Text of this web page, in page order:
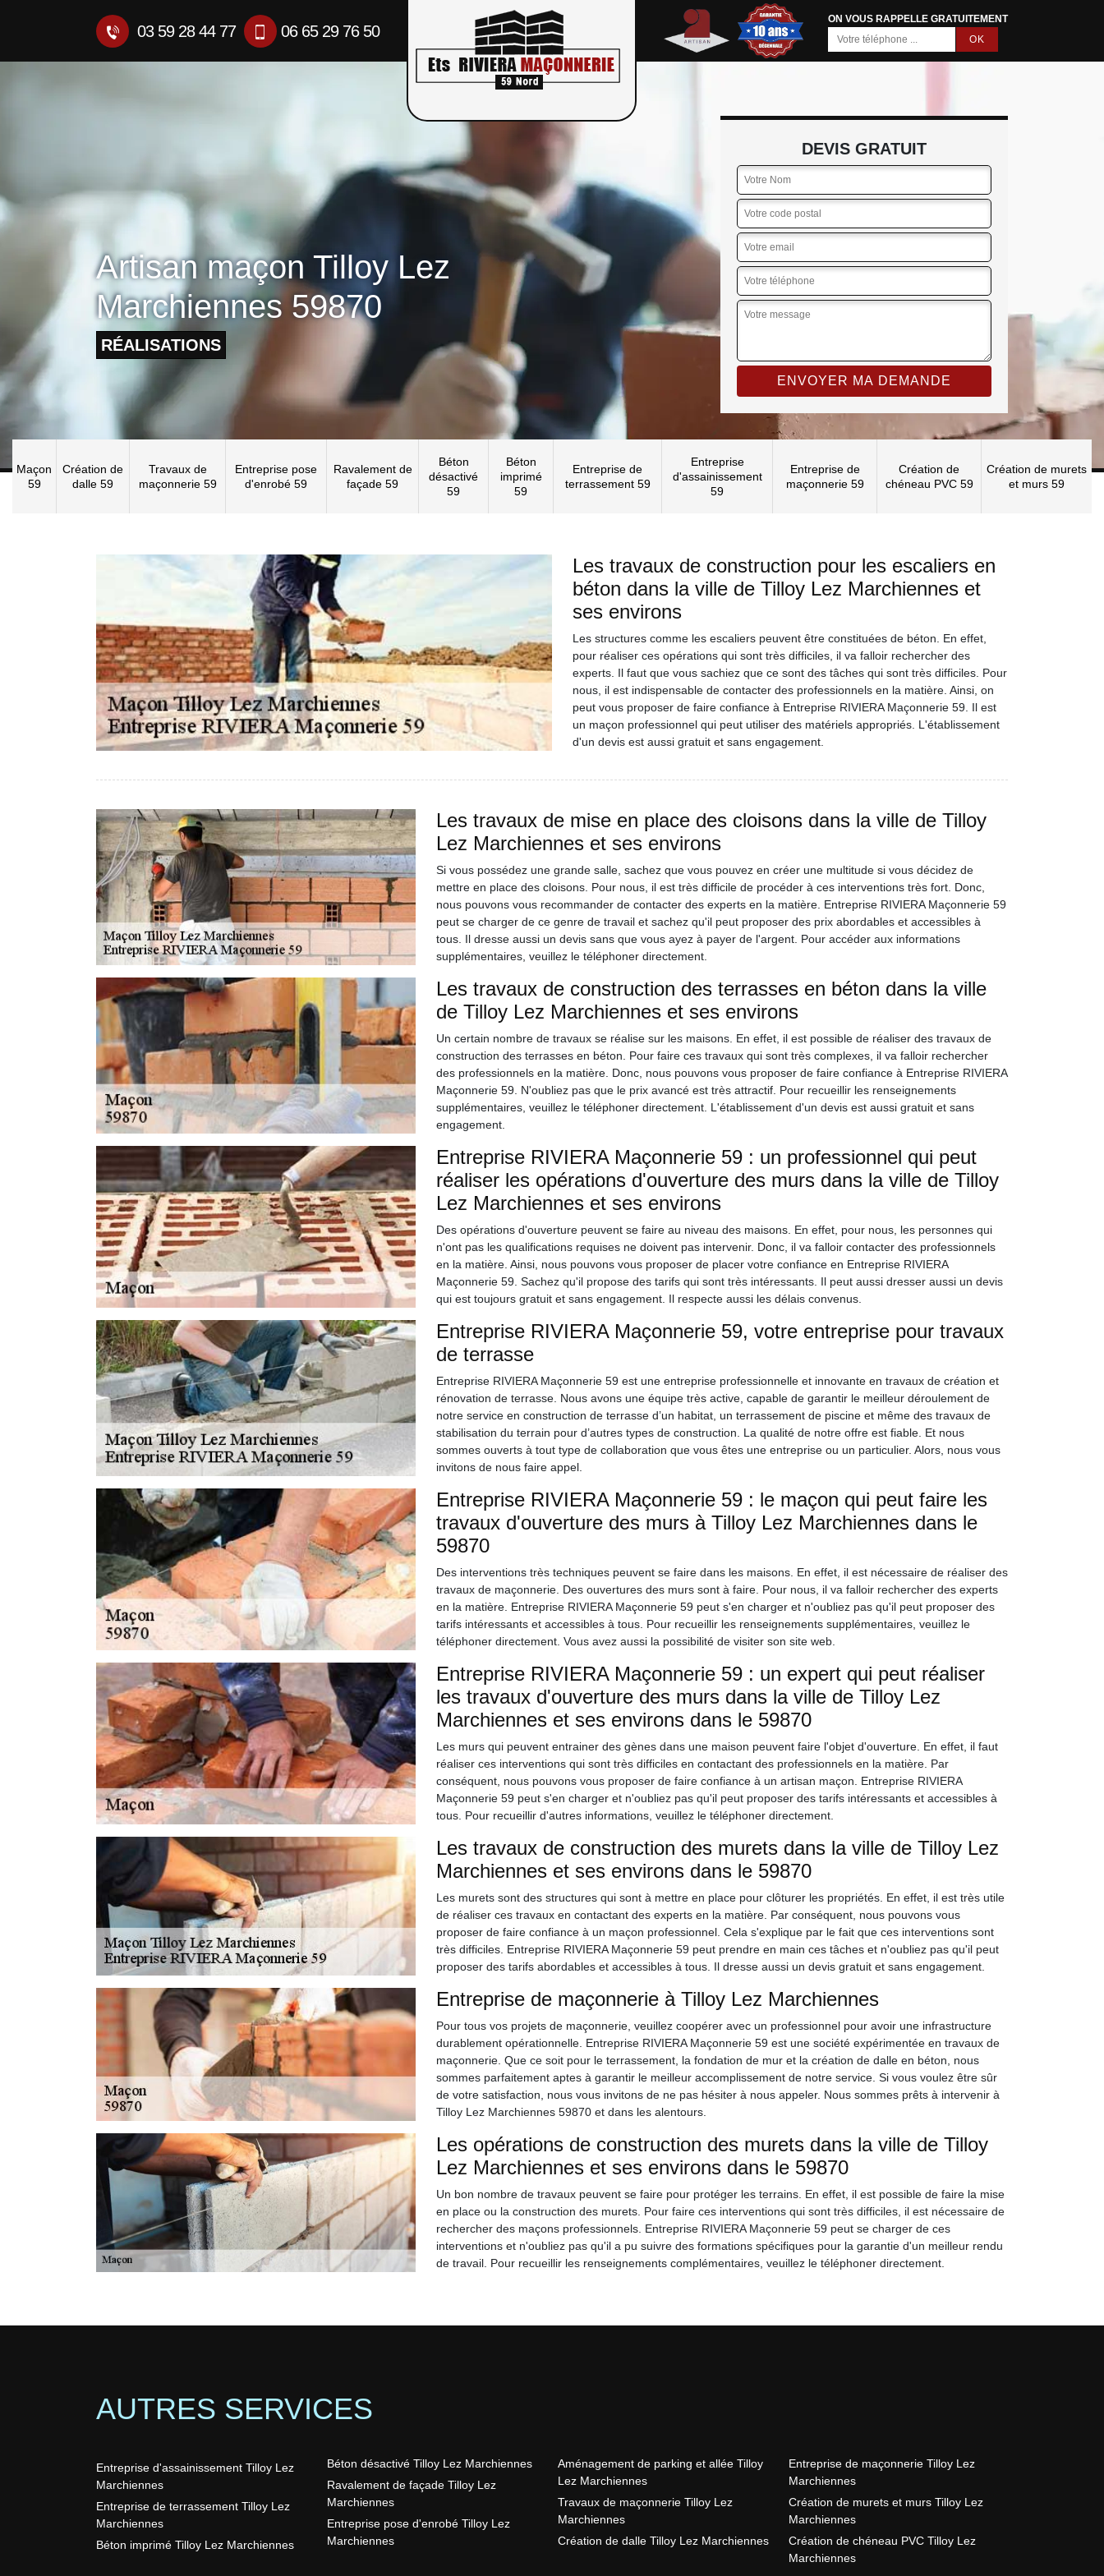
03 59 28 44 77 06 65 29 76 50
ON VOUS RAPPELLE GRATUITEMENT
Artisan maçon Tilloy Lez
Marchiennes 59870
RÉALISATIONS
DEVIS GRATUIT
Maçon
59
Création de
dalle 59
Travaux de
maçonnerie 59
Entreprise pose
d'enrobé 59
Ravalement de
façade 59
Béton
désactivé
59
Béton
imprimé
59
Entreprise de
terrassement 59
Entreprise
d'assainissement
59
Entreprise de
maçonnerie 59
Création de
chéneau PVC 59
Création de murets
et murs 59
Les travaux de construction pour les escaliers en
béton dans la ville de Tilloy Lez Marchiennes et
ses environs
Les structures comme les escaliers peuvent être constituées de béton. En effet,
pour réaliser ces opérations qui sont très difficiles, il va falloir rechercher des
experts. Il faut que vous sachiez que ce sont des tâches qui sont très difficiles. Pour
nous, il est indispensable de contacter des professionnels en la matière. Ainsi, on
peut vous proposer de faire confiance à Entreprise RIVIERA Maçonnerie 59. Il est
un maçon professionnel qui peut utiliser des matériels appropriés. L'établissement
d'un devis est aussi gratuit et sans engagement.
Les travaux de mise en place des cloisons dans la ville de Tilloy
Lez Marchiennes et ses environs
Si vous possédez une grande salle, sachez que vous pouvez en créer une multitude si vous décidez de
mettre en place des cloisons. Pour nous, il est très difficile de procéder à ces interventions très fort. Donc,
nous pouvons vous recommander de contacter des experts en la matière. Entreprise RIVIERA Maçonnerie 59
peut se charger de ce genre de travail et sachez qu'il peut proposer des prix abordables et accessibles à
tous. Il dresse aussi un devis sans que vous ayez à payer de l'argent. Pour accéder aux informations
supplémentaires, veuillez le téléphoner directement.
Les travaux de construction des terrasses en béton dans la ville
de Tilloy Lez Marchiennes et ses environs
Un certain nombre de travaux se réalise sur les maisons. En effet, il est possible de réaliser des travaux de
construction des terrasses en béton. Pour faire ces travaux qui sont très complexes, il va falloir rechercher
des professionnels en la matière. Donc, nous pouvons vous proposer de faire confiance à Entreprise RIVIERA
Maçonnerie 59. N'oubliez pas que le prix avancé est très attractif. Pour recueillir les renseignements
supplémentaires, veuillez le téléphoner directement. L'établissement d'un devis est aussi gratuit et sans
engagement.
Entreprise RIVIERA Maçonnerie 59 : un professionnel qui peut
réaliser les opérations d'ouverture des murs dans la ville de Tilloy
Lez Marchiennes et ses environs
Des opérations d'ouverture peuvent se faire au niveau des maisons. En effet, pour nous, les personnes qui
n'ont pas les qualifications requises ne doivent pas intervenir. Donc, il va falloir contacter des professionnels
en la matière. Ainsi, nous pouvons vous proposer de placer votre confiance en Entreprise RIVIERA
Maçonnerie 59. Sachez qu'il propose des tarifs qui sont très intéressants. Il peut aussi dresser aussi un devis
qui est toujours gratuit et sans engagement. Il respecte aussi les délais convenus.
Entreprise RIVIERA Maçonnerie 59, votre entreprise pour travaux
de terrasse
Entreprise RIVIERA Maçonnerie 59 est une entreprise professionnelle et innovante en travaux de création et
rénovation de terrasse. Nous avons une équipe très active, capable de garantir le meilleur déroulement de
notre service en construction de terrasse d’un habitat, un terrassement de piscine et même des travaux de
stabilisation du terrain pour d’autres types de construction. La qualité de notre offre est fiable. Et nous
sommes ouverts à tout type de collaboration que vous êtes une entreprise ou un particulier. Alors, nous vous
invitons de nous faire appel.
Entreprise RIVIERA Maçonnerie 59 : le maçon qui peut faire les
travaux d'ouverture des murs à Tilloy Lez Marchiennes dans le
59870
Des interventions très techniques peuvent se faire dans les maisons. En effet, il est nécessaire de réaliser des
travaux de maçonnerie. Des ouvertures des murs sont à faire. Pour nous, il va falloir rechercher des experts
en la matière. Entreprise RIVIERA Maçonnerie 59 peut s'en charger et n'oubliez pas qu'il peut proposer des
tarifs intéressants et accessibles à tous. Pour recueillir les renseignements supplémentaires, veuillez le
téléphoner directement. Vous avez aussi la possibilité de visiter son site web.
Entreprise RIVIERA Maçonnerie 59 : un expert qui peut réaliser
les travaux d'ouverture des murs dans la ville de Tilloy Lez
Marchiennes et ses environs dans le 59870
Les murs qui peuvent entrainer des gènes dans une maison peuvent faire l'objet d'ouverture. En effet, il faut
réaliser ces interventions qui sont très difficiles en contactant des professionnels en la matière. Par
conséquent, nous pouvons vous proposer de faire confiance à un artisan maçon. Entreprise RIVIERA
Maçonnerie 59 peut s'en charger et n'oubliez pas qu'il peut proposer des tarifs intéressants et accessibles à
tous. Pour recueillir d'autres informations, veuillez le téléphoner directement.
Les travaux de construction des murets dans la ville de Tilloy Lez
Marchiennes et ses environs dans le 59870
Les murets sont des structures qui sont à mettre en place pour clôturer les propriétés. En effet, il est très utile
de réaliser ces travaux en contactant des experts en la matière. Par conséquent, nous pouvons vous
proposer de faire confiance à un maçon professionnel. Cela s'explique par le fait que ces interventions sont
très difficiles. Entreprise RIVIERA Maçonnerie 59 peut prendre en main ces tâches et n'oubliez pas qu'il peut
proposer des tarifs abordables et accessibles à tous. Il dresse aussi un devis gratuit et sans engagement.
Entreprise de maçonnerie à Tilloy Lez Marchiennes
Pour tous vos projets de maçonnerie, veuillez coopérer avec un professionnel pour avoir une infrastructure
durablement opérationnelle. Entreprise RIVIERA Maçonnerie 59 est une société expérimentée en travaux de
maçonnerie. Que ce soit pour le terrassement, la fondation de mur et la création de dalle en béton, nous
sommes parfaitement aptes à garantir le meilleur accomplissement de notre service. Si vous voulez être sûr
de votre satisfaction, nous vous invitons de ne pas hésiter à nous appeler. Nous sommes prêts à intervenir à
Tilloy Lez Marchiennes 59870 et dans les alentours.
Les opérations de construction des murets dans la ville de Tilloy
Lez Marchiennes et ses environs dans le 59870
Un bon nombre de travaux peuvent se faire pour protéger les terrains. En effet, il est possible de faire la mise
en place ou la construction des murets. Pour faire ces interventions qui sont très difficiles, il est nécessaire de
rechercher des maçons professionnels. Entreprise RIVIERA Maçonnerie 59 peut se charger de ces
interventions et n'oubliez pas qu'il a pu suivre des formations spécifiques pour la garantie d'un meilleur rendu
de travail. Pour recueillir les renseignements complémentaires, veuillez le téléphoner directement.
AUTRES SERVICES
Entreprise d'assainissement Tilloy Lez
Marchiennes
Entreprise de terrassement Tilloy Lez
Marchiennes
Béton imprimé Tilloy Lez Marchiennes
Béton désactivé Tilloy Lez Marchiennes
Ravalement de façade Tilloy Lez
Marchiennes
Entreprise pose d'enrobé Tilloy Lez
Marchiennes
Aménagement de parking et allée Tilloy
Lez Marchiennes
Travaux de maçonnerie Tilloy Lez
Marchiennes
Création de dalle Tilloy Lez Marchiennes
Entreprise de maçonnerie Tilloy Lez
Marchiennes
Création de murets et murs Tilloy Lez
Marchiennes
Création de chéneau PVC Tilloy Lez
Marchiennes